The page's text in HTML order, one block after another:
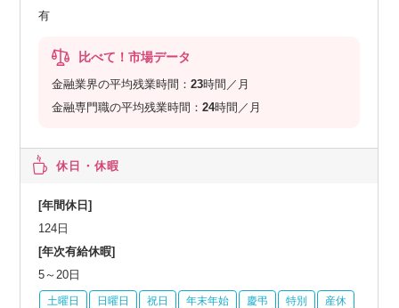
有
比べて！市場データ
金融業界の平均残業時間：23時間／月
金融専門職の平均残業時間：24時間／月
休日・休暇
[年間休日]
124日
[年次有給休暇]
5～20日
土曜日 日曜日 祝日 年末年始 慶弔 特別 産休